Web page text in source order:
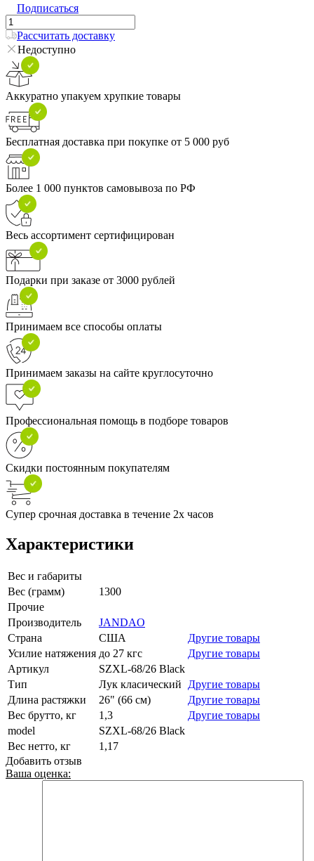
Подписаться
Рассчитать доставку
Недоступно
Аккуратно упакуем хрупкие товары
Бесплатная доставка при покупке от 5 000 руб
Более 1 000 пунктов самовывоза по РФ
Весь ассортимент сертифицирован
Подарки при заказе от 3000 рублей
Принимаем все способы оплаты
Принимаем заказы на сайте круглосуточно
Профессиональная помощь в подборе товаров
Скидки постоянным покупателям
Супер срочная доставка в течение 2х часов
Характеристики
Вес и габариты
Вес (грамм)
1300
Прочие
Производитель
JANDAO
Страна
США
Другие товары
Усилие натяжения до 27 кгс
Другие товары
Артикул
SZXL-68/26 Black
Тип
Лук класический
Другие товары
Длина растяжки
26" (66 см)
Другие товары
Вес брутто, кг
1,3
Другие товары
model
SZXL-68/26 Black
Вес нетто, кг
1,17
Добавить отзыв
Ваша оценка: